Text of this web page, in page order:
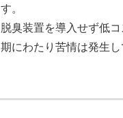
す。
脱臭装置を導入せず低
期にわたり苦情は発生し